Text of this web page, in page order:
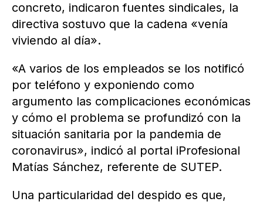
concreto, indicaron fuentes sindicales, la
directiva sostuvo que la cadena «venía
viviendo al día».
«A varios de los empleados se los notificó
por teléfono y exponiendo como
argumento las complicaciones económicas
y cómo el problema se profundizó con la
situación sanitaria por la pandemia de
coronavirus», indicó al portal iProfesional
Matías Sánchez, referente de SUTEP.
Una particularidad del despido es que,